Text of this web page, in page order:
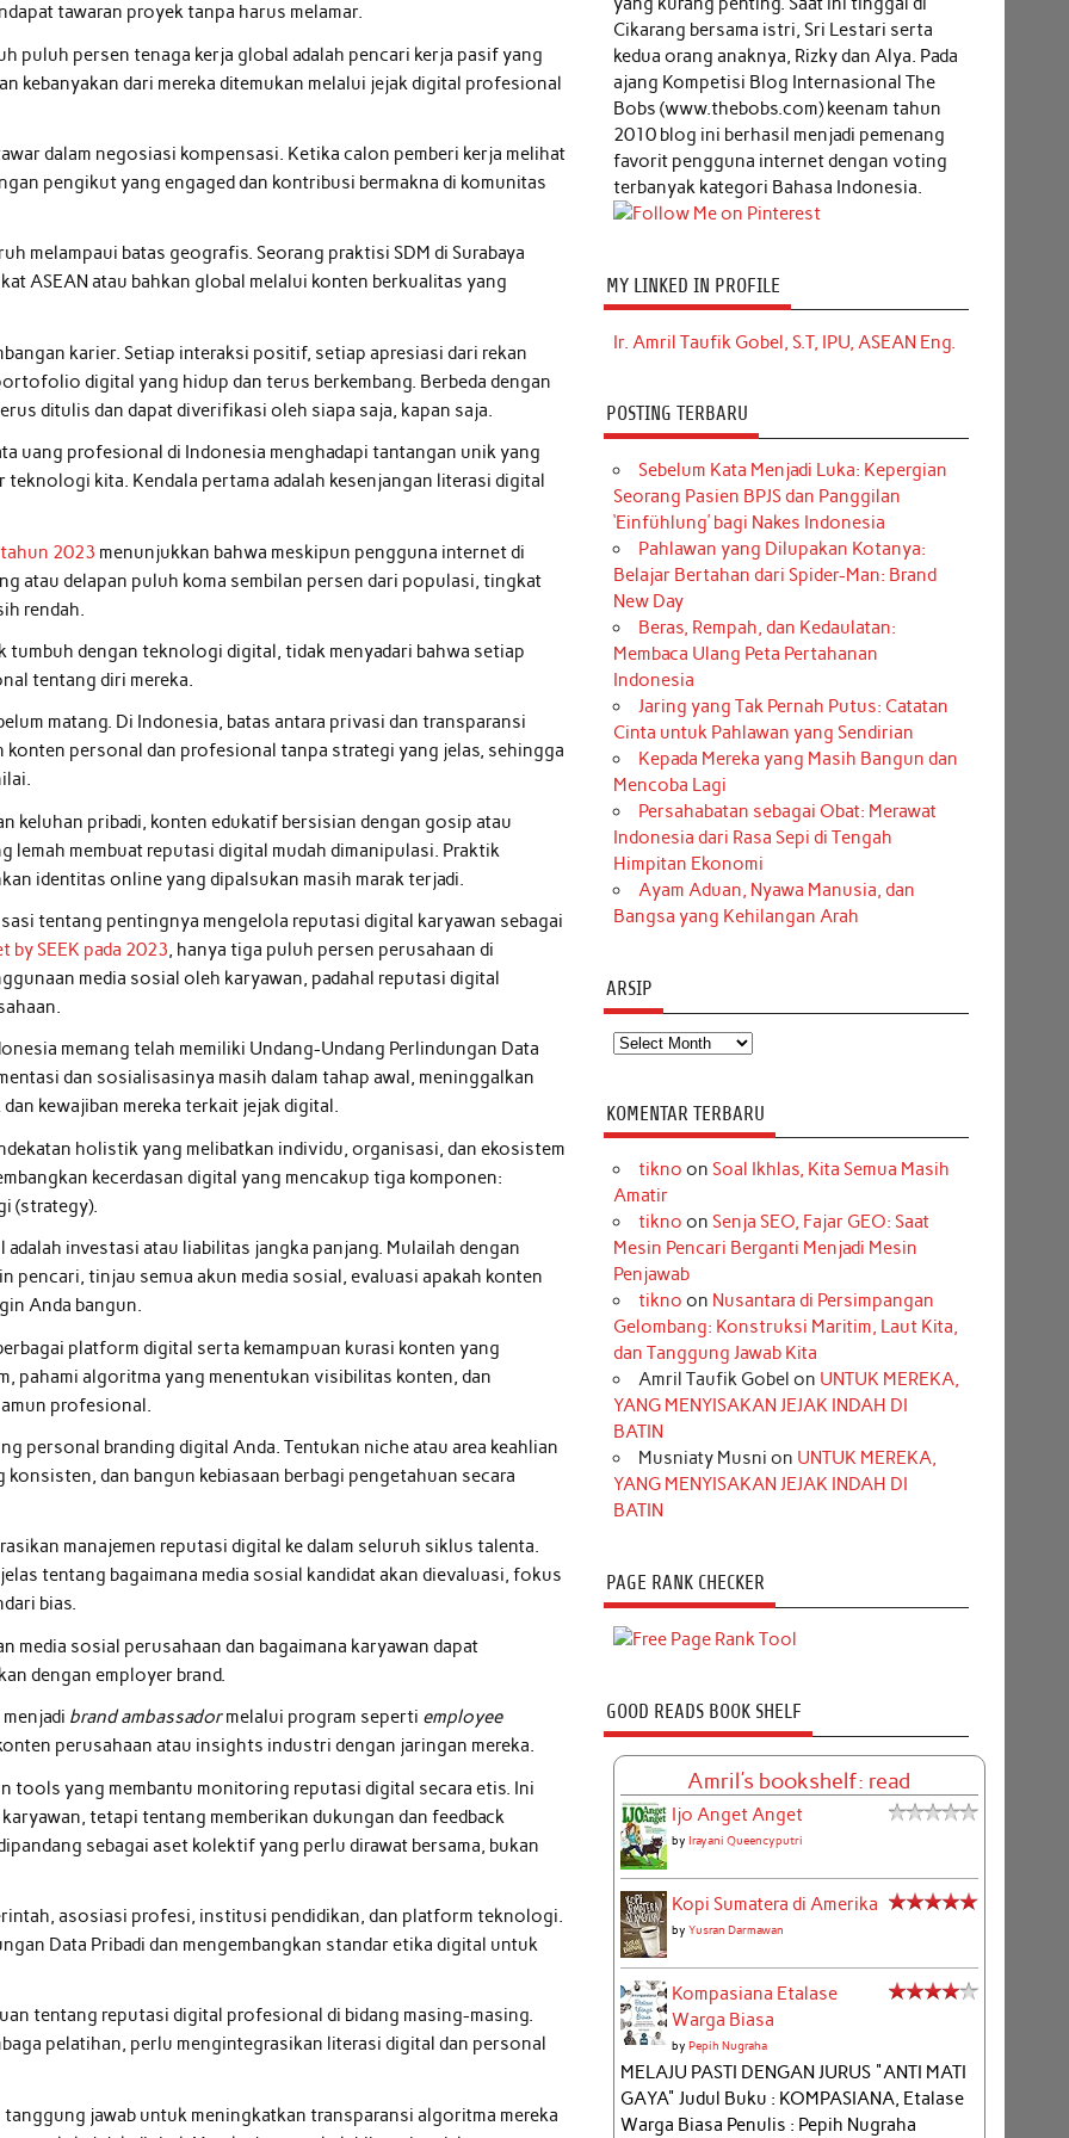
tawaran proyek tanpa harus melamar.
puluh persen tenaga kerja global adalah pencari kerja pasif yang
kebanyakan dari mereka ditemukan melalui jejak digital profesional
dalam negosiasi kompensasi. Ketika calon pemberi kerja melihat
pengikut yang engaged dan kontribusi bermakna di komunitas
melampaui batas geografis. Seorang praktisi SDM di Surabaya
ASEAN atau bahkan global melalui konten berkualitas yang
karier. Setiap interaksi positif, setiap apresiasi dari rekan
digital yang hidup dan terus berkembang. Berbeda dengan
ditulis dan dapat diverifikasi oleh siapa saja, kapan saja.
uang profesional di Indonesia menghadapi tantangan unik yang
kita. Kendala pertama adalah kesenjangan literasi digital
2023 menunjukkan bahwa meskipun pengguna internet di
atau delapan puluh koma sembilan persen dari populasi, tingkat
rendah.
dengan teknologi digital, tidak menyadari bahwa setiap
tentang diri mereka.
matang. Di Indonesia, batas antara privasi dan transparansi
personal dan profesional tanpa strategi yang jelas, sehingga
keluhan pribadi, konten edukatif bersisian dengan gosip atau
membuat reputasi digital mudah dimanipulasi. Praktik
identitas online yang dipalsukan masih marak terjadi.
tentang pentingnya mengelola reputasi digital karyawan sebagai
by SEEK pada 2023, hanya tiga puluh persen perusahaan di
media sosial oleh karyawan, padahal reputasi digital
memang telah memiliki Undang-Undang Perlindungan Data
dan sosialisasinya masih dalam tahap awal, meninggalkan
kewajiban mereka terkait jejak digital.
holistik yang melibatkan individu, organisasi, dan ekosistem
kecerdasan digital yang mencakup tiga komponen:
(strategy).
investasi atau liabilitas jangka panjang. Mulailah dengan
pencari, tinjau semua akun media sosial, evaluasi apakah konten
Anda bangun.
platform digital serta kemampuan kurasi konten yang
pahami algoritma yang menentukan visibilitas konten, dan
profesional.
personal branding digital Anda. Tentukan niche atau area keahlian
dan bangun kebiasaan berbagi pengetahuan secara
manajemen reputasi digital ke dalam seluruh siklus talenta.
tentang bagaimana media sosial kandidat akan dievaluasi, fokus
bias.
media sosial perusahaan dan bagaimana karyawan dapat
dengan employer brand.
brand ambassadormelalui program seperti employee
perusahaan atau insights industri dengan jaringan mereka.
tools yang membantu monitoring reputasi digital secara etis. Ini
tetapi tentang memberikan dukungan dan feedback
sebagai aset kolektif yang perlu dirawat bersama, bukan
asosiasi profesi, institusi pendidikan, dan platform teknologi.
Data Pribadi dan mengembangkan standar etika digital untuk
tentang reputasi digital profesional di bidang masing-masing.
pelatihan, perlu mengintegrasikan literasi digital dan personal
jawab untuk meningkatkan transparansi algoritma mereka
Cikarang bersama istri, Sri Lestari serta
kedua orang anaknya, Rizky dan Alya. Pada
ajang Kompetisi Blog Internasional The
Bobs (www.thebobs.com) keenam tahun
2010 blog ini berhasil menjadi pemenang
favorit pengguna internet dengan voting
terbanyak kategori Bahasa Indonesia.
MY LINKED IN PROFILE
Ir. Amril Taufik Gobel, S.T, IPU, ASEAN Eng.
POSTING TERBARU
Sebelum Kata Menjadi Luka: Kepergian
Seorang Pasien BPJS dan Panggilan
‘Einfühlung’ bagi Nakes Indonesia
Pahlawan yang Dilupakan Kotanya:
Belajar Bertahan dari Spider-Man: Brand
New Day
Beras, Rempah, dan Kedaulatan:
Membaca Ulang Peta Pertahanan
Indonesia
Jaring yang Tak Pernah Putus: Catatan
Cinta untuk Pahlawan yang Sendirian
Kepada Mereka yang Masih Bangun dan
Mencoba Lagi
Persahabatan sebagai Obat: Merawat
Indonesia dari Rasa Sepi di Tengah
Himpitan Ekonomi
Ayam Aduan, Nyawa Manusia, dan
Bangsa yang Kehilangan Arah
ARSIP
Arsip
KOMENTAR TERBARU
tikno on Soal Ikhlas, Kita Semua Masih
Amatir
tikno on Senja SEO, Fajar GEO: Saat
Mesin Pencari Berganti Menjadi Mesin
Penjawab
tikno on Nusantara di Persimpangan
Gelombang: Konstruksi Maritim, Laut Kita,
dan Tanggung Jawab Kita
Amril Taufik Gobel on UNTUK MEREKA,
YANG MENYISAKAN JEJAK INDAH DI
BATIN
Musniaty Musni on UNTUK MEREKA,
YANG MENYISAKAN JEJAK INDAH DI
BATIN
PAGE RANK CHECKER
GOOD READS BOOK SHELF
Amril's bookshelf: read
Ijo Anget Anget
by Irayani Queencyputri
Kopi Sumatera di Amerika
by Yusran Darmawan
Kompasiana Etalase
Warga Biasa
by Pepih Nugraha
MELAJU PASTI DENGAN JURUS "ANTI MATI
GAYA" Judul Buku : KOMPASIANA, Etalase
Warga Biasa Penulis : Pepih Nugraha